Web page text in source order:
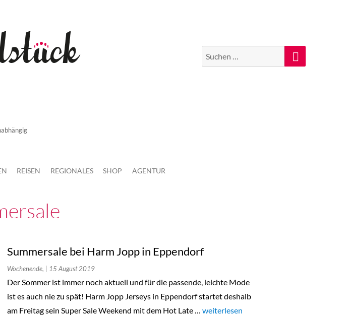
Suche
nach:
Suchen
REISEN REGIONALES SHOP AGENTUR
Summersale bei Harm Jopp in Eppendorf
Wochenende, | 15 August 2019
Der Sommer ist immer noch aktuell und für die passende, leichte Mode
ist es auch nie zu spät! Harm Jopp Jerseys in Eppendorf startet deshalb
am Freitag sein Super Sale Weekend mit dem Hot Late … „Summersale bei Harm Jopp in
weiterlesen